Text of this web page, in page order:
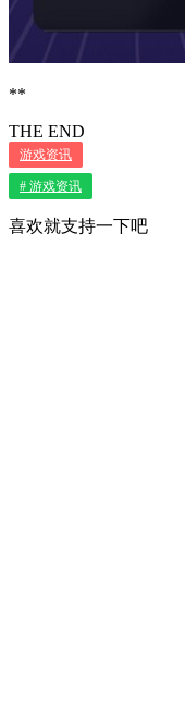
**
THE END
游戏资讯
# 游戏资讯
喜欢就支持一下吧